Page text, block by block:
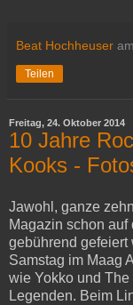
Beat Hochheuser am
Teilen
Freitag, 24. Oktober 2014
10 Jahre
Kooks -
Jawohl, ganze
Magazin schon
gebührend gefeiert
Samstag im Maag
wie Yokko und
Legenden. Beim